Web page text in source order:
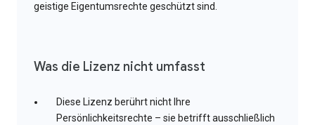
geistige Eigentumsrechte geschützt sind.
Was die Lizenz nicht umfasst
Diese Lizenz berührt nicht Ihre
Persönlichkeitsrechte – sie betrifft ausschließlich